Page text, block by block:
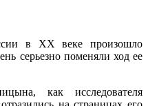
в XX веке произошло
серьезно поменяли ход ее
как исследователя